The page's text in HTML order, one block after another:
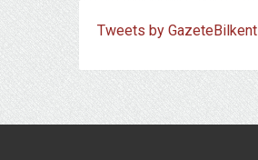
Tweets by GazeteBilkent